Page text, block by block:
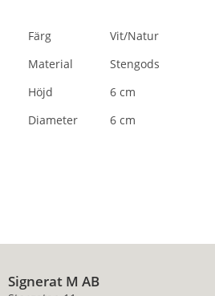
Färg
Vit/Natur
Material
Stengods
Höjd
6 cm
Diameter
6 cm
Signerat M AB